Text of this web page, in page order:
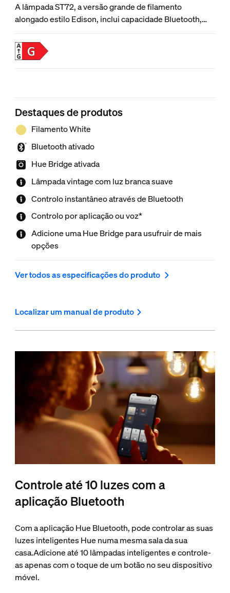
A lâmpada ST72, a versão grande de filamento
alongado estilo Edison, inclui capacidade Bluetooth,
filamento em espiral e um elegante revestimento
âmbar para uma abordagem moderna de um design
vintage. Utilize com Bluetooth ou adicione uma Hue
Bridge para aceder a mais funcionalidades de
Destaques de produtos
Filamento White
Bluetooth ativado
Hue Bridge ativada
Lâmpada vintage com luz branca suave
Controlo instantâneo através de Bluetooth
Controlo por aplicação ou voz*
Adicione uma Hue Bridge para usufruir de mais
opções
Ver todos as especificações do produto
Localizar um manual de produto
Controle até 10 luzes com a
aplicação Bluetooth
Com a aplicação Hue Bluetooth, pode controlar as suas
luzes inteligentes Hue numa mesma sala da sua
casa.Adicione até 10 lâmpadas inteligentes e controle-
as apenas com o toque de um botão no seu dispositivo
móvel.